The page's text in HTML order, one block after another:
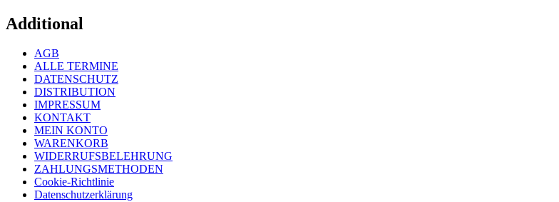
Additional
AGB
ALLE TERMINE
DATENSCHUTZ
DISTRIBUTION
IMPRESSUM
KONTAKT
MEIN KONTO
WARENKORB
WIDERRUFSBELEHRUNG
ZAHLUNGSMETHODEN
Cookie-Richtlinie
Datenschutzerklärung